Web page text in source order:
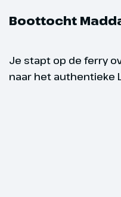
Boottocht
Je stapt op de ferry
naar het authentieke